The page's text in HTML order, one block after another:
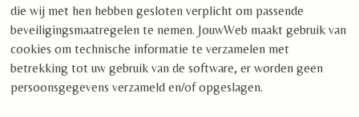
die wij met hen hebben gesloten verplicht om passende
beveiligingsmaatregelen te nemen. JouwWeb maakt gebruik van
cookies om technische informatie te verzamelen met
betrekking tot uw gebruik van de software, er worden geen
persoonsgegevens verzameld en/of opgeslagen.